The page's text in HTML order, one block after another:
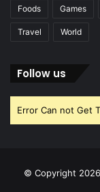
Foods Games
Travel World
Follow us
Error Can not Get
© Copyright